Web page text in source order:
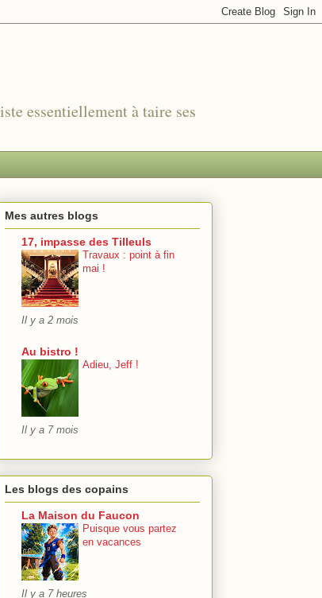
essentiellement à taire ses
Mes autres blogs
17, impasse des Tilleuls
Travaux : point à fin
mai !
Il y a 2 mois
Au bistro !
Adieu, Jeff !
Il y a 7 mois
Les blogs des copains
La Maison du Faucon
Puisque vous partez
en vacances
Il y a 7 heures